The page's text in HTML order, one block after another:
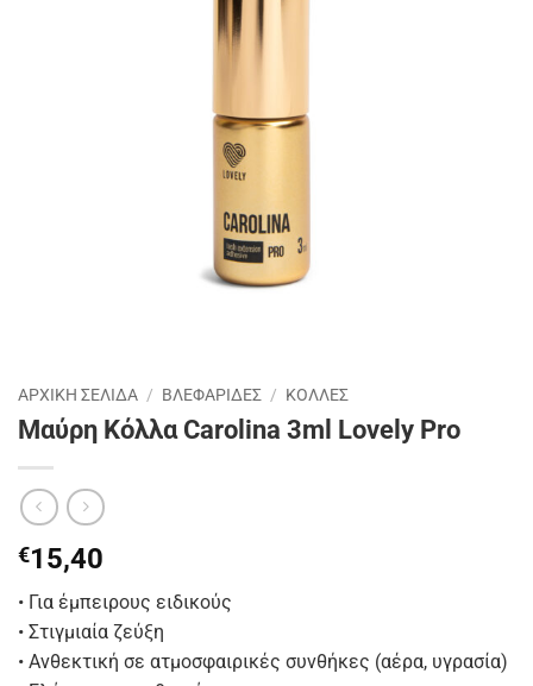
ΑΡΧΙΚΉ ΣΕΛΊΔΑ / ΒΛΕΦΑΡΙΔΕΣ / ΚΟΛΛΕΣ
Μαύρη Κόλλα Carolina 3ml Lovely Pro
€15,40
• Για έμπειρους ειδικούς
• Στιγμιαία ζεύξη
• Ανθεκτική σε ατμοσφαιρικές συνθήκες (αέρα, υγρασία)